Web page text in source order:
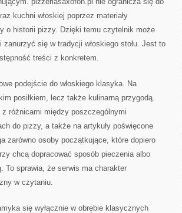
kuchni włoskiej poprzez materiały
o historii pizzy. Dzięki temu czytelnik może
się w tradycji włoskiego stołu. Jest to
treści z konkretem.
podejście do włoskiego klasyka. Na
posiłkiem, lecz także kulinarną przygodą.
różnicami między poszczególnymi
do pizzy, a także na artykuły poświęcone
zarówno osoby początkujące, które dopiero
chcą dopracować sposób pieczenia albo
To sprawia, że serwis ma charakter
w czytaniu.
się wyłącznie w obrębie klasycznych